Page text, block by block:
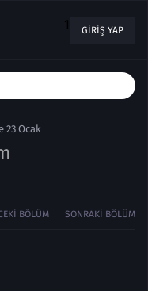
1 GIRIŞ YAP
23 Ocak
BÖLÜM SONRAKI BÖLÜM